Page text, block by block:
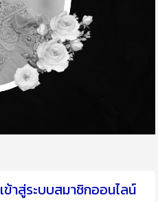
เข้าสู่ระบบสมาชิกออนไลน์